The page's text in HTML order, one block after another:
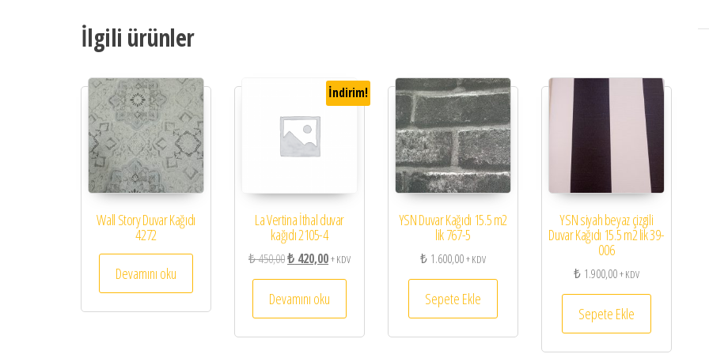
İlgili ürünler
Wall Story Duvar Kağıdı
4272
Devamını oku
İndirim!
La Vertina İthal duvar
kağıdı 2105-4
₺450,00Orijinal fiyat: ₺ 450,00.
₺ 420,00Şu andaki fiyat: ₺ 420,00.
+ KDV
Devamını oku
YSN Duvar Kağıdı 15.5 m2
lik 767-5
₺1.600,00+ KDV
Sepete Ekle
YSN siyah beyaz çizgili
Duvar Kağıdı 15.5 m2 lik 39-
006
₺1.900,00+ KDV
Sepete Ekle